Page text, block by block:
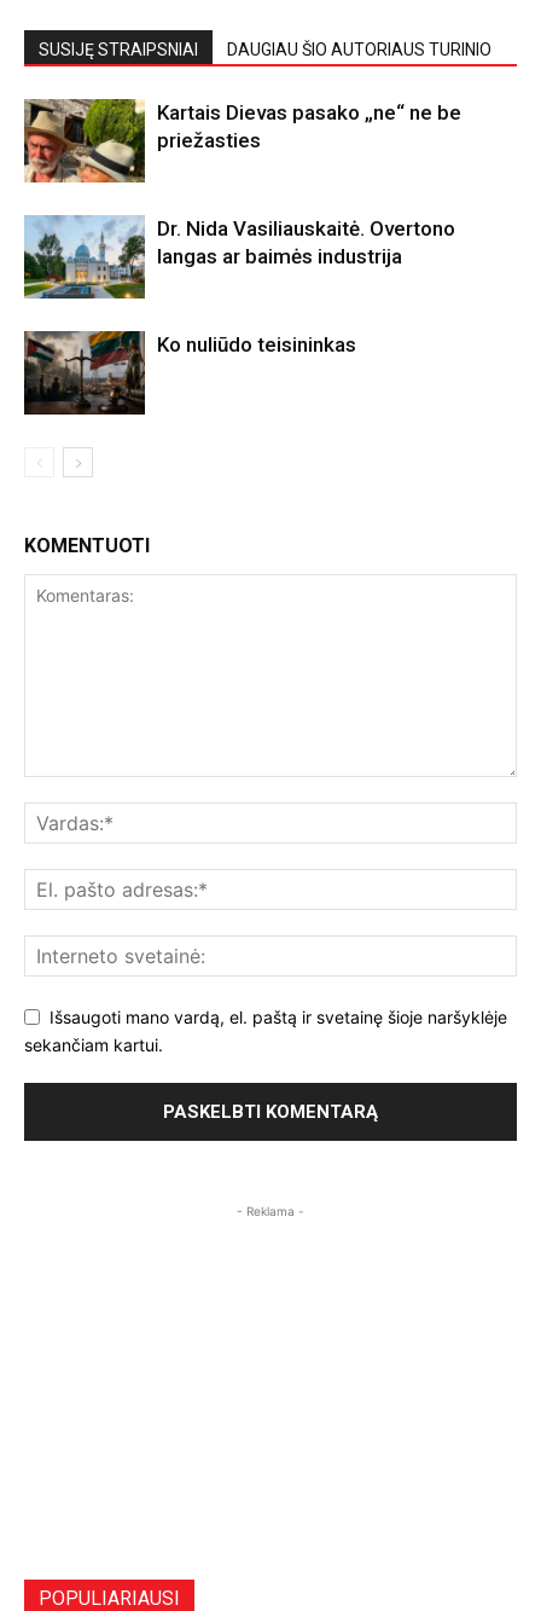
SUSIJĘ STRAIPSNIAI DAUGIAU ŠIO AUTORIAUS TURINIO
Kartais Dievas pasako „ne“ ne be
priežasties
Dr. Nida Vasiliauskaitė. Overtono
langas ar baimės industrija
Ko nuliūdo teisininkas
KOMENTUOTI
Išsaugoti mano vardą, el. paštą ir svetainę šioje naršyklėje
sekančiam kartui.
- Reklama -
POPULIARIAUSI